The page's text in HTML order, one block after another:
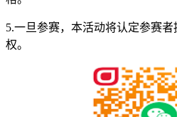
5.一旦参赛，本活动将认定参赛
权。